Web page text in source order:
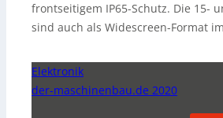
frontseitigem IP65-Schutz. Die 15-
sind auch als Widescreen-Format
Elektronik
der-maschinenbau.de 2020